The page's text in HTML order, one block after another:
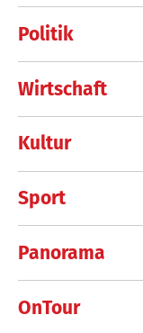
Politik
Wirtschaft
Kultur
Sport
Panorama
OnTour